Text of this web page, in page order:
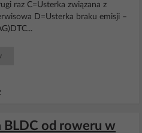
raz C=Usterka związana z
D=Usterka braku emisji –
od roweru w